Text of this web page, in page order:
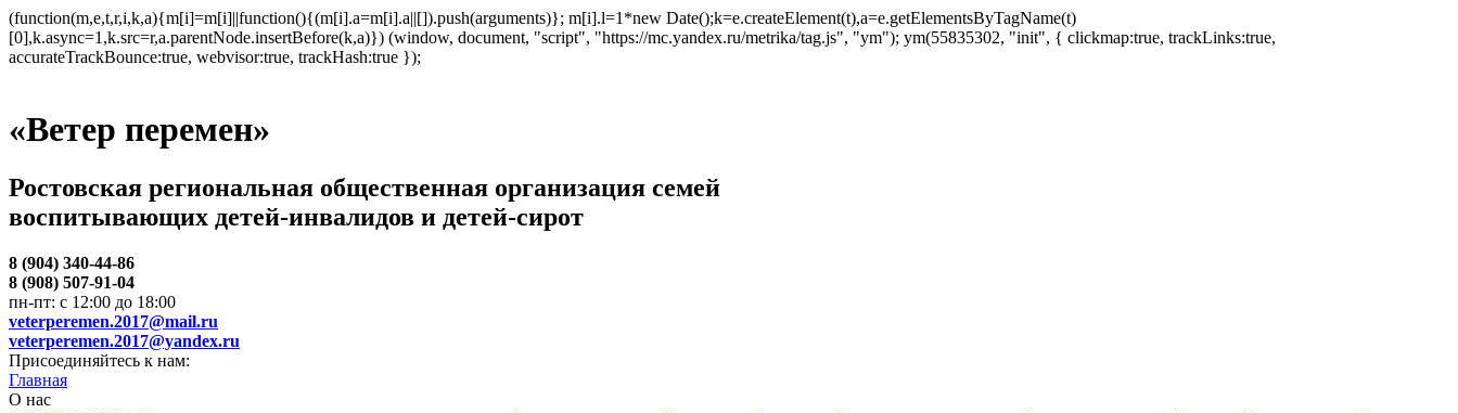
(function(m,e,t,r,i,k,a){m[i]=m[i]||function(){(m[i].a=m[i].a||[]).push(arguments)}; m[i].l=1*new Date();k=e.createElement(t),a=e.getElementsByTagName(t)
[0],k.async=1,k.src=r,a.parentNode.insertBefore(k,a)}) (window, document, "script", "https://mc.yandex.ru/metrika/tag.js", "ym"); ym(55835302, "init", { clickmap:true, trackLinks:true,
accurateTrackBounce:true, webvisor:true, trackHash:true });
«Ветер перемен»
Ростовская региональная общественная организация семей
воспитывающих детей-инвалидов и детей-сирот
8 (904) 340-44-86
8 (908) 507-91-04
пн-пт: с 12:00 до 18:00
veterperemen.2017@mail.ru
veterperemen.2017@yandex.ru
Присоединяйтесь к нам:
Главная
О нас